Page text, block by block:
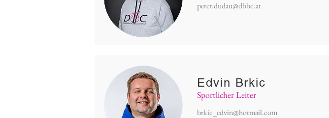
peter.dudau@dbbc.at
Sportlicher Leiter
Edvin Brkic
brkic_edvin@hotmail.com